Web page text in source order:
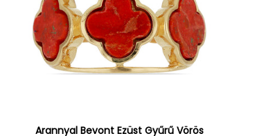
Arannyal Bevont Ezüst Gyűrű Vörös